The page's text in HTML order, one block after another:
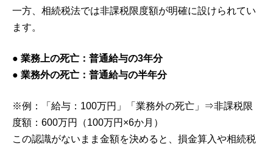
一方、相続税法では非課税限度額が明確に設けられてい
ます。
● 業務上の死亡：普通給与の3年分
● 業務外の死亡：普通給与の半年分
※例：「給与：100万円」「業務外の死亡」⇒非課税限
度額：600万円（100万円×6か月）
この認識がないまま金額を決めると、損金算入や相続税